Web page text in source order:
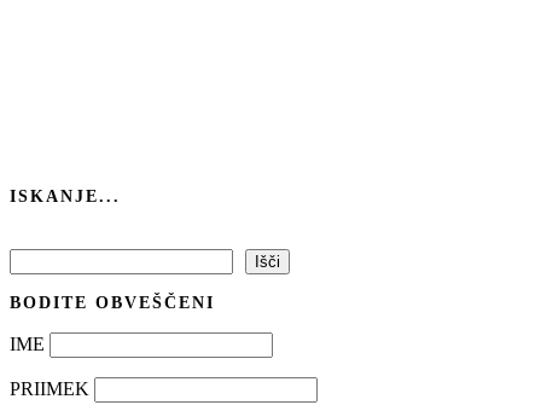
ISKANJE...
Išči
BODITE OBVEŠČENI
IME
PRIIMEK